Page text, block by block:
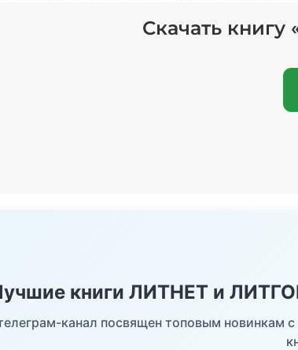
Скачать
книги ЛИТНЕТ и
канал посвящен топовым новинкам